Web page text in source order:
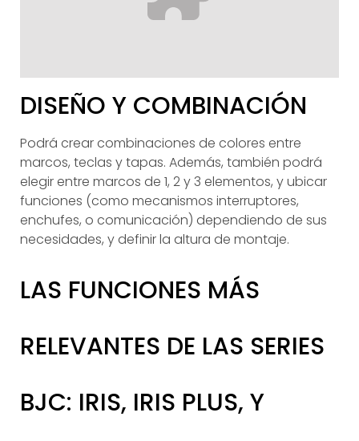
DISEÑO Y COMBINACIÓN
Podrá crear combinaciones de colores entre
marcos, teclas y tapas. Además, también podrá
elegir entre marcos de 1, 2 y 3 elementos, y ubicar
funciones (como mecanismos interruptores,
enchufes, o comunicación) dependiendo de sus
necesidades, y definir la altura de montaje.
LAS FUNCIONES MÁS
RELEVANTES DE LAS SERIES
BJC: IRIS, IRIS PLUS, Y